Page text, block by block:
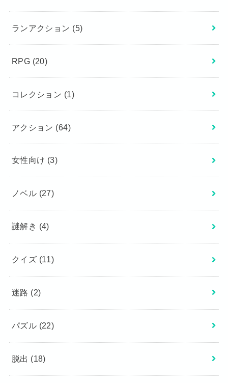
ランアクション (5)
RPG (20)
コレクション (1)
アクション (64)
女性向け (3)
ノベル (27)
謎解き (4)
クイズ (11)
迷路 (2)
パズル (22)
脱出 (18)